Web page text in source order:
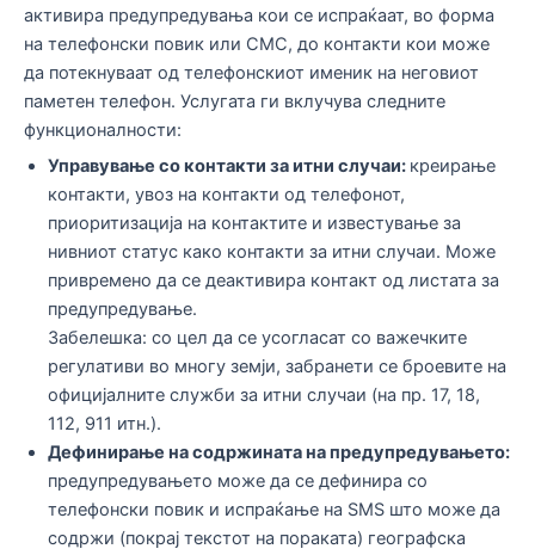
активира предупредувања кои се испраќаат, во форма
на телефонски повик или СМС, до контакти кои може
да потекнуваат од телефонскиот именик на неговиот
паметен телефон. Услугата ги вклучува следните
функционалности:
Управување со контакти за итни случаи: креирање
контакти, увоз на контакти од телефонот,
приоритизација на контактите и известување за
нивниот статус како контакти за итни случаи. Може
привремено да се деактивира контакт од листата за
предупредување.
Забелешка: со цел да се усогласат со важечките
регулативи во многу земји, забранети се броевите на
официјалните служби за итни случаи (на пр. 17, 18,
112, 911 итн.).
Дефинирање на содржината на предупредувањето:
предупредувањето може да се дефинира со
телефонски повик и испраќање на SMS што може да
содржи (покрај текстот на пораката) географска